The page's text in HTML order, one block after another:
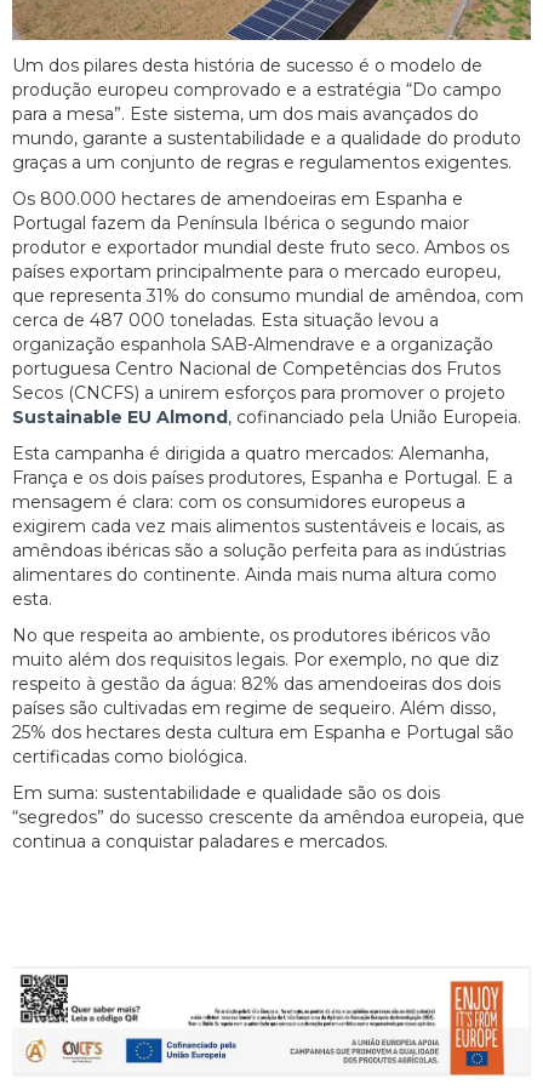
Um dos pilares desta história de sucesso é o modelo de
produção europeu comprovado e a estratégia “Do campo
para a mesa”. Este sistema, um dos mais avançados do
mundo, garante a sustentabilidade e a qualidade do produto
graças a um conjunto de regras e regulamentos exigentes.
Os 800.000 hectares de amendoeiras em Espanha e
Portugal fazem da Península Ibérica o segundo maior
produtor e exportador mundial deste fruto seco. Ambos os
países exportam principalmente para o mercado europeu,
que representa 31% do consumo mundial de amêndoa, com
cerca de 487 000 toneladas. Esta situação levou a
organização espanhola SAB-Almendrave e a organização
portuguesa Centro Nacional de Competências dos Frutos
Secos (CNCFS) a unirem esforços para promover o projeto
Sustainable EU Almond, cofinanciado pela União Europeia.
Esta campanha é dirigida a quatro mercados: Alemanha,
França e os dois países produtores, Espanha e Portugal. E a
mensagem é clara: com os consumidores europeus a
exigirem cada vez mais alimentos sustentáveis e locais, as
amêndoas ibéricas são a solução perfeita para as indústrias
alimentares do continente. Ainda mais numa altura como
esta.
No que respeita ao ambiente, os produtores ibéricos vão
muito além dos requisitos legais. Por exemplo, no que diz
respeito à gestão da água: 82% das amendoeiras dos dois
países são cultivadas em regime de sequeiro. Além disso,
25% dos hectares desta cultura em Espanha e Portugal são
certificadas como biológica.
Em suma: sustentabilidade e qualidade são os dois
“segredos” do sucesso crescente da amêndoa europeia, que
continua a conquistar paladares e mercados.